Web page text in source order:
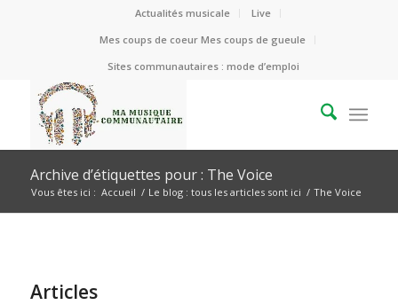
Actualités musicale
Live
Mes coups de coeur Mes coups de gueule
Sites communautaires : mode d’emploi
Archive d’étiquettes pour : The Voice
Vous êtes ici : Accueil / Le blog : tous les articles sont ici / The Voice
Articles